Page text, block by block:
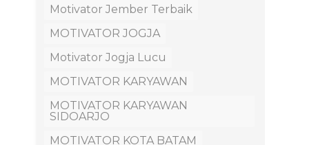
Motivator Jember Terbaik
MOTIVATOR JOGJA
Motivator Jogja Lucu
MOTIVATOR KARYAWAN
MOTIVATOR KARYAWAN
SIDOARJO
MOTIVATOR KOTA BATAM